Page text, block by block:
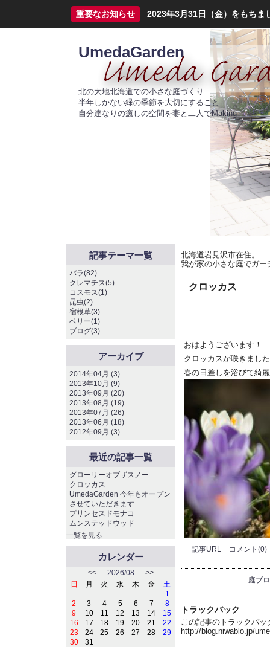
重要なお知らせ 2023年3月31日（金）をもちま
UmedaGarden
北の大地北海道での小さな庭づくり
半年しかない緑の季節を大切にすること
自分達なりの癒しの空間を妻と二人でMaking
北海道岩見沢市在住。
我が家の小さな庭でガ
クロッカス
おはようございます！
クロッカスが咲きまし
春の日差しを浴びて綺
記事URL コメント(0)
庭ブ
トラックバック
この記事のトラックバッ
http://blog.niwablo.jp/
記事テーマ一覧
バラ(82)
クレマチス(5)
コスモス(1)
昆虫(2)
宿根草(3)
ベリー(1)
ブログ(3)
アーカイブ
2014年04月 (3)
2013年10月 (9)
2013年09月 (20)
2013年08月 (19)
2013年07月 (26)
2013年06月 (18)
2012年09月 (3)
最近の記事一覧
グローリーオブザスノー
クロッカス
UmedaGarden 今年もオープン
させていただきます
プリンセスドモナコ
ムンステッドウッド
一覧を見る
カレンダー
<<2026/08 >>
日
月 火 水 木 金
土
1
2
3 4 5 6 7
8
9
10 11 12 13 14
15
16
17 18 19 20 21
22
23
24 25 26 27 28
29
30
31